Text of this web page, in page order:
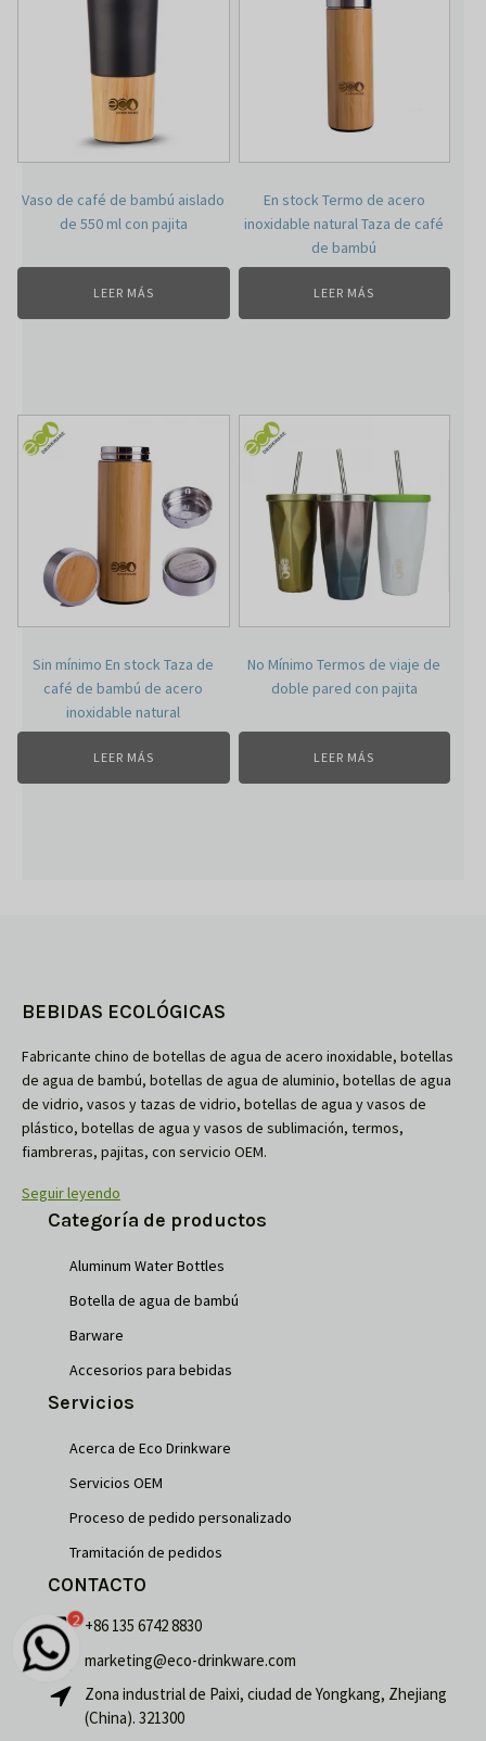
Vaso de café de bambú aislado
de 550 ml con pajita
LEER MÁS
En stock Termo de acero
inoxidable natural Taza de café
de bambú
LEER MÁS
Sin mínimo En stock Taza de
café de bambú de acero
inoxidable natural
LEER MÁS
No Mínimo Termos de viaje de
doble pared con pajita
LEER MÁS
BEBIDAS ECOLÓGICAS
Fabricante chino de botellas de agua de acero inoxidable, botellas
de agua de bambú, botellas de agua de aluminio, botellas de agua
de vidrio, vasos y tazas de vidrio, botellas de agua y vasos de
plástico, botellas de agua y vasos de sublimación, termos,
fiambreras, pajitas, con servicio OEM.
Seguir leyendo
Categoría de productos
Aluminum Water Bottles
Botella de agua de bambú
Barware
Accesorios para bebidas
Servicios
Acerca de Eco Drinkware
Servicios OEM
Proceso de pedido personalizado
Tramitación de pedidos
CONTACTO
+86 135 6742 8830
marketing@eco-drinkware.com
Zona industrial de Paixi, ciudad de Yongkang, Zhejiang
(China). 321300
2
Français